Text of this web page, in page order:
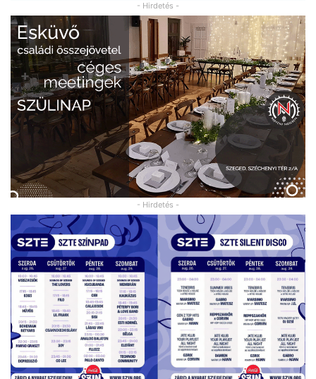
- Hirdetés -
- Hirdetés -